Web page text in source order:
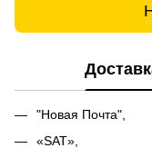
"Новая Почта",
«SAT»,